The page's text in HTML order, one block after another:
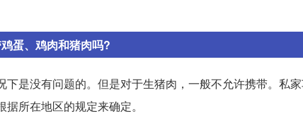
蛋、鸡肉和猪肉吗?
下是没有问题的。但是对于生猪肉，一般不允许携带。私
所在地区的规定来确定。